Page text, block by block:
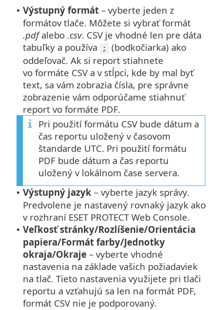
• Výstupný formát – vyberte jeden z
formátov tlače. Môžete si vybrať formát
.pdfalebo .csv. CSV je vhodné len pre dáta
tabuľky a používa
;
(bodkočiarka) ako
oddeľovač. Ak si report stiahnete
vo formáte CSV a v stĺpci, kde by mal byť
text, sa vám zobrazia čísla, pre správne
zobrazenie vám odporúčame stiahnuť
report vo formáte PDF.
Pri použití formátu CSV bude dátum a
čas reportu uložený v časovom
štandarde UTC. Pri použití formátu
PDF bude dátum a čas reportu
uložený v lokálnom čase servera.
• Výstupný jazyk – vyberte jazyk správy.
Predvolene je nastavený rovnaký jazyk ako
v rozhraní ESET PROTECT Web Console.
• Veľkosť stránky/Rozlíšenie/Orientácia
papiera/Formát farby/Jednotky
okraja/Okraje – vyberte vhodné
nastavenia na základe vašich požiadaviek
na tlač. Tieto nastavenia využijete pri tlači
reportu a vzťahujú sa len na formát PDF,
formát CSV nie je podporovaný.